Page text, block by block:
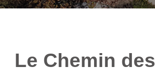
Le Chemin des